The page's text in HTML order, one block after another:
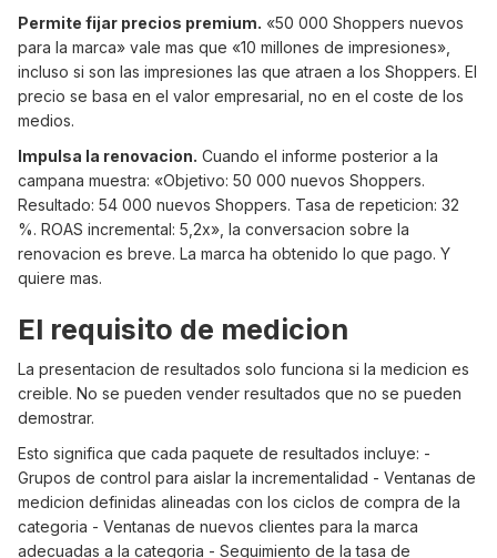
Permite fijar precios premium. «50 000 Shoppers nuevos
para la marca» vale mas que «10 millones de impresiones»,
incluso si son las impresiones las que atraen a los Shoppers. El
precio se basa en el valor empresarial, no en el coste de los
medios.
Impulsa la renovacion. Cuando el informe posterior a la
campana muestra: «Objetivo: 50 000 nuevos Shoppers.
Resultado: 54 000 nuevos Shoppers. Tasa de repeticion: 32
%. ROAS incremental: 5,2x», la conversacion sobre la
renovacion es breve. La marca ha obtenido lo que pago. Y
quiere mas.
El requisito de medicion
La presentacion de resultados solo funciona si la medicion es
creible. No se pueden vender resultados que no se pueden
demostrar.
Esto significa que cada paquete de resultados incluye: -
Grupos de control para aislar la incrementalidad - Ventanas de
medicion definidas alineadas con los ciclos de compra de la
categoria - Ventanas de nuevos clientes para la marca
adecuadas a la categoria - Seguimiento de la tasa de